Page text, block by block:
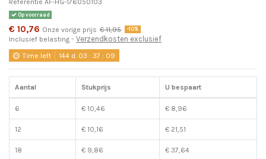
Op voorraad
€ 10,76 Onze vorige prijs € 11,95 -10%
Inclusief belasting Verzendkosten exclusief
Time left 144 d. 03 :37 : 08
Aantal Stukprijs U bespaart
6 € 10,46 € 8,96
12 € 10,16 € 21,51
18 € 9,86 € 37,64